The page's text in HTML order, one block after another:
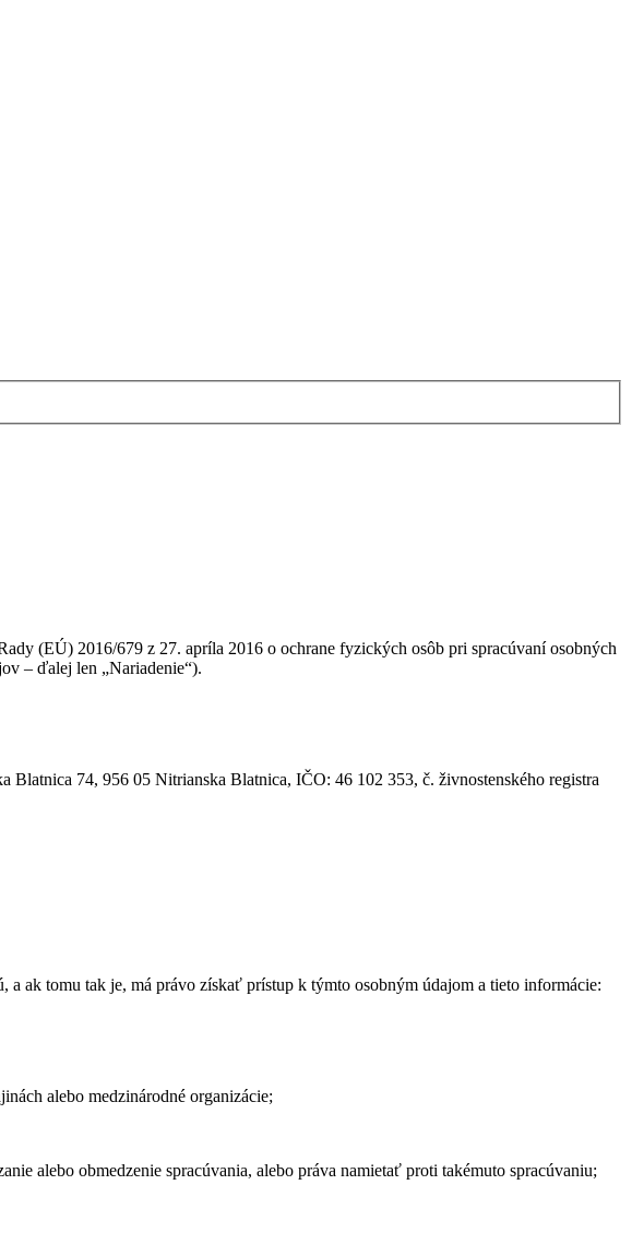
(EÚ) 2016/679 z 27. apríla 2016 o ochrane fyzických osôb pri spracúvaní osobných
– ďalej len „Nariadenie“).
Blatnica 74, 956 05 Nitrianska Blatnica, IČO: 46 102 353, č. živnostenského registra
ak tomu tak je, má právo získať prístup k týmto osobným údajom a tieto informácie:
alebo medzinárodné organizácie;
alebo obmedzenie spracúvania, alebo práva namietať proti takémuto spracúvaniu;